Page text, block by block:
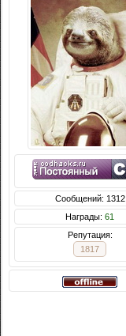
Сообщений: 1312
Награды: 61
Репутация:
1817